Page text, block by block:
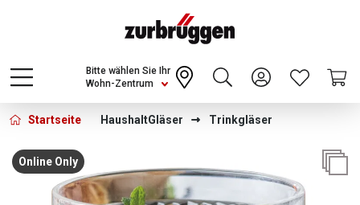
Choose a different country or region to see
content for your location and shop online
CONTINUE
Wohn-Zentrum
Bitte wählen Sie Ihr
Startseite HaushaltGläser Trinkgläser
Bildergalerie überspringen
Online Only